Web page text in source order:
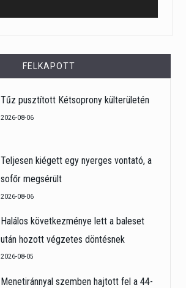
FELKAPOTT
Tűz pusztított Kétsoprony külterületén
2026-08-06
Teljesen kiégett egy nyerges vontató, a
sofőr megsérült
2026-08-06
Halálos következménye lett a baleset
után hozott végzetes döntésnek
2026-08-05
Menetiránnyal szemben hajtott fel a 44-